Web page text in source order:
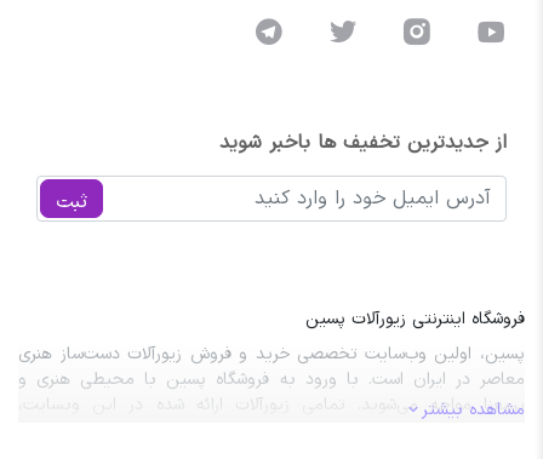
از جدیدترین تخفیف ها باخبر شوید
ثبت
فروشگاه اینترنتی زیورآلات پسین
پسین، اولین وب‌سایت تخصصی خرید و فروش زیورآلات دست‌ساز هنری
معاصر در ایران است. با ورود به فروشگاه پسین با محیطی هنری و
پرمعنا مواجه می‌شوید. تمامی زیورآلات ارائه شده در این وبسایت،
مشاهده بیشتر